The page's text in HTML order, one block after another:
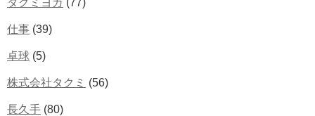
仕事 (39)
卓球 (5)
株式会社タクミ (56)
長久手 (80)